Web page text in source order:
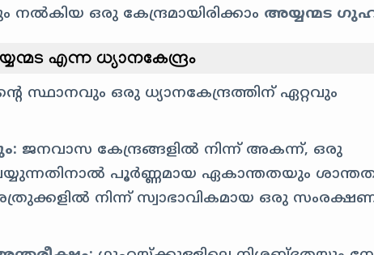
ഒരു കേന്ദ്രമായിരിക്കാം അയ്യന്മട
എന്ന ധ്യാനകേന്ദ്രം
ഒരു ധ്യാനകേന്ദ്രത്തിന് ഏറ്റവും
ജനവാസ കേന്ദ്രങ്ങളിൽ നിന്ന് അകന്ന്, ഒരു
പൂർണ്ണമായ ഏകാന്തതയും
നിന്ന് സ്വാഭാവികമായ ഒരു